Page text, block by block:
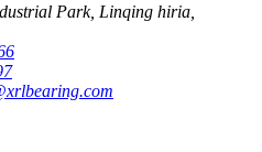
Park, Linqing hiria,